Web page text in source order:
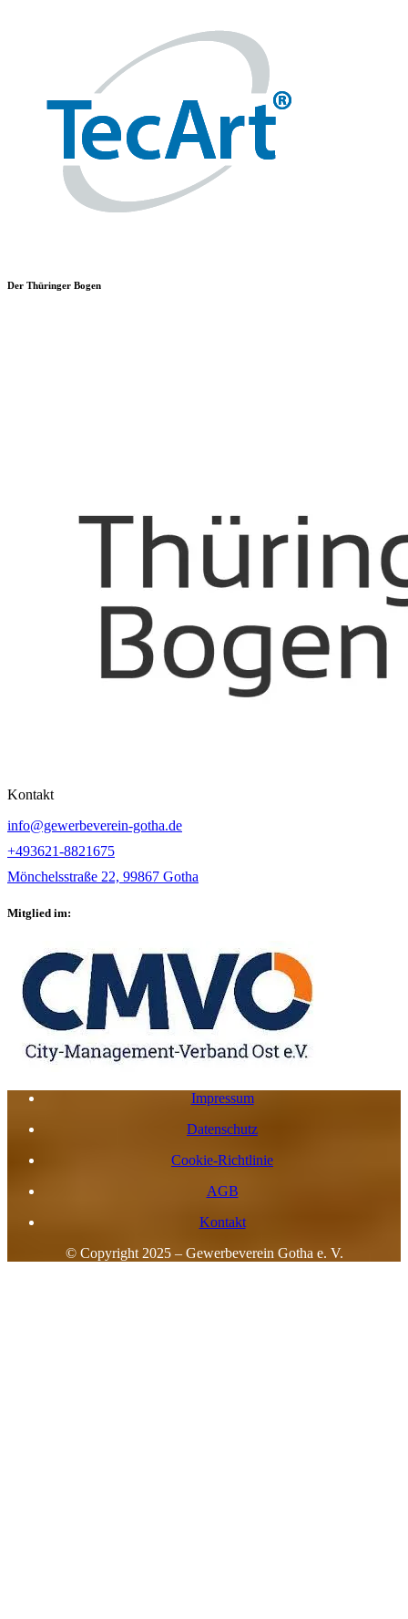
Der Thüringer Bogen
Kontakt
info@gewerbeverein-gotha.de
+493621-8821675
Mönchelsstraße 22, 99867 Gotha
Mitglied im:
Impressum
Datenschutz
Cookie-Richtlinie
AGB
Kontakt
© Copyright 2025 – Gewerbeverein Gotha e. V.